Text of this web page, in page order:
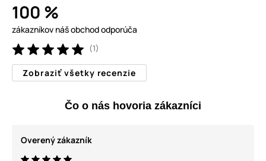
100 %
zákazníkov náš obchod odporúča
(1)
Zobraziť všetky recenzie
Čo o nás hovoria zákazníci
Overený zákazník